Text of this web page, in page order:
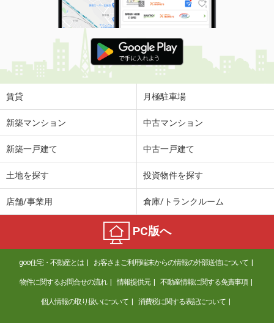
賃貸 月極駐車場
新築マンション 中古マンション
新築一戸建て 中古一戸建て
土地を探す 投資物件を探す
店舗/事業用 倉庫/トランクルーム
PC版へ
goo住宅・不動産とは お客さまご利用端末からの情報の外部送信について
物件に関するお問合せの流れ 情報提供元 不動産情報に関する免責事項
個人情報の取り扱いについて 消費税に関する表記について